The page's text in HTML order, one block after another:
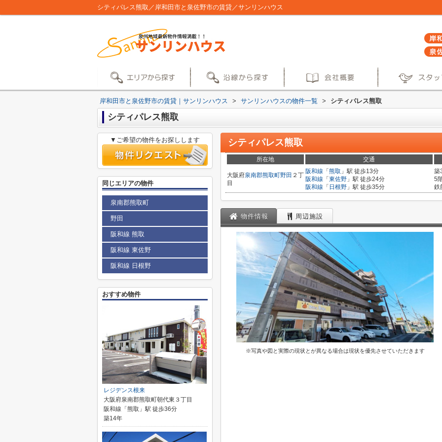
シティパレス熊取／岸和田市と泉佐野市の賃貸／サンリンハウス
岸和田市と泉佐野市の賃貸｜サンリンハウス > サンリンハウスの物件一覧 > シティパレス熊取
シティパレス熊取
シティパレス熊取
所在地 交通
大阪府泉南郡熊取町野田 ２丁
目
阪和線 「 熊取 」駅 徒歩13分
阪和線 「 東佐野 」駅 徒歩24分
阪和線 「 日根野 」駅 徒歩35分
築
5
鉄
物件情報 周辺施設
※写真や図と実際の現状とが異なる場合は現状を優先させていただきます
▼ご希望の物件をお探しします
同じエリアの物件
泉南郡熊取町
野田
阪和線 熊取
阪和線 東佐野
阪和線 日根野
おすすめ物件
レジデンス根来
大阪府泉南郡熊取町朝代東３丁目
阪和線「熊取」駅 徒歩36分
築14年